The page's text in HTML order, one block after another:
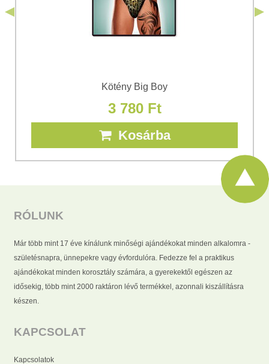
Kötény Big Boy
3 780 Ft
Kosárba
RÓLUNK
Már több mint 17 éve kínálunk minőségi ajándékokat minden alkalomra -
születésnapra, ünnepekre vagy évfordulóra. Fedezze fel a praktikus
ajándékokat minden korosztály számára, a gyerekektől egészen az
idősekig, több mint 2000 raktáron lévő termékkel, azonnali kiszállításra
készen.
KAPCSOLAT
Kapcsolatok